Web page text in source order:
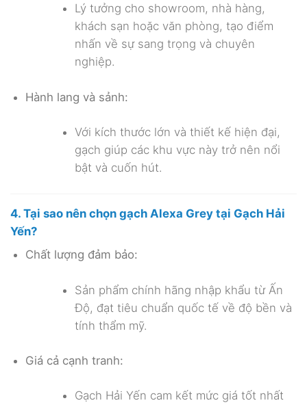
Lý tưởng cho showroom, nhà hàng,
khách sạn hoặc văn phòng, tạo điểm
nhấn về sự sang trọng và chuyên
nghiệp.
Hành lang và sảnh:
Với kích thước lớn và thiết kế hiện đại,
gạch giúp các khu vực này trở nên nổi
bật và cuốn hút.
4. Tại sao nên chọn gạch Alexa Grey tại Gạch Hải
Yến?
Chất lượng đảm bảo:
Sản phẩm chính hãng nhập khẩu từ Ấn
Độ, đạt tiêu chuẩn quốc tế về độ bền và
tính thẩm mỹ.
Giá cả cạnh tranh:
Gạch Hải Yến cam kết mức giá tốt nhất